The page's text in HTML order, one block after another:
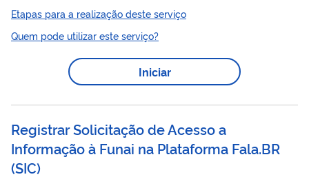
públicos, ou seja, dados presentes em documentos ou bases
do Governo Federal. A Controladoria-Geral da União (CGU)
oferece o Informa.BR – Plataforma de Transparência e Acesso
à Informação, em atendimento à Lei de Acesso à Informação –
LAI (Lei nº 12.527/2011). Desde 30 de junho de 2026, a
https://informabr.cgu.gov.br/ e...
Etapas para a realização deste serviço
Quem pode utilizar este serviço?
Iniciar
Registrar Solicitação de Acesso a
Informação à Funai na Plataforma Fala.BR
(SIC)